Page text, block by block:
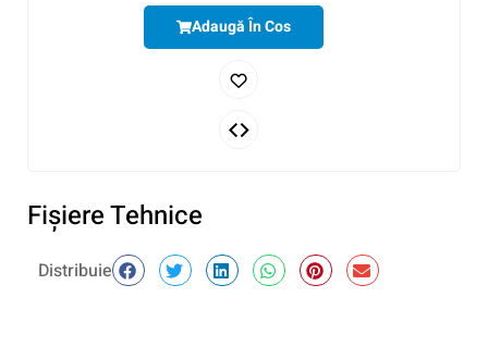
Adaugă În Cos
Fişiere Tehnice
Distribuie